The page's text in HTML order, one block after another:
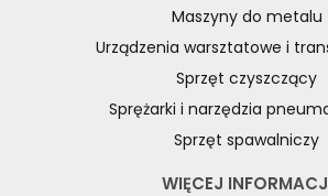
Maszyny do metalu
Urządzenia warsztatowe i
Sprzęt czyszczący
Sprężarki i narzędzia
Sprzęt spawalniczy
WIĘCEJ